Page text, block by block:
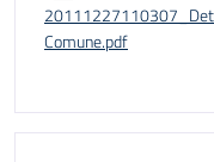
Comune.pdf